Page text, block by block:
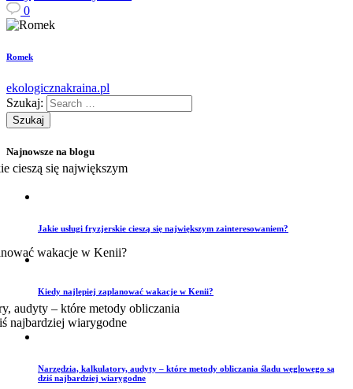
0
Romek
ekologicznakraina.pl
Szukaj:
Najnowsze na blogu
Jakie usługi fryzjerskie cieszą się największym zainteresowaniem?
Kiedy najlepiej zaplanować wakacje w Kenii?
Narzędzia, kalkulatory, audyty – które metody obliczania śladu węglowego są
dziś najbardziej wiarygodne